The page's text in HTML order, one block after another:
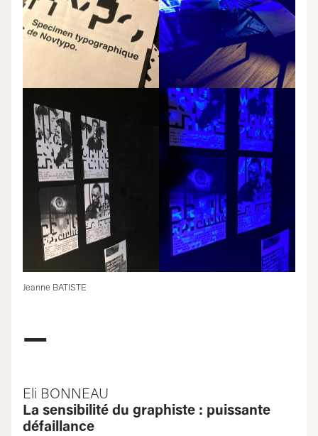
Jeanne BATISTE
—
Eli BONNEAU
La sensibilité du graphiste : puissante
défaillance